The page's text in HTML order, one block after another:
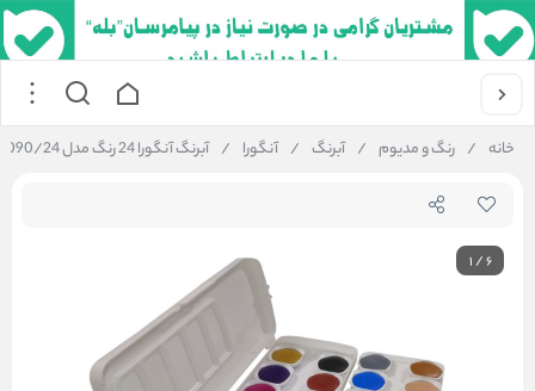
خانه / رنگ و مدیوم / آبرنگ / آنگورا / آبرنگ آنگورا 24 رنگ مدل 1090/24 پالت دار
1/6